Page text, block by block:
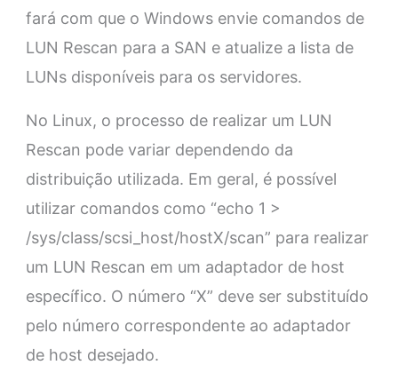
fará com que o Windows envie comandos de
LUN Rescan para a SAN e atualize a lista de
LUNs disponíveis para os servidores.
No Linux, o processo de realizar um LUN
Rescan pode variar dependendo da
distribuição utilizada. Em geral, é possível
utilizar comandos como “echo 1 >
/sys/class/scsi_host/hostX/scan” para realizar
um LUN Rescan em um adaptador de host
específico. O número “X” deve ser substituído
pelo número correspondente ao adaptador
de host desejado.